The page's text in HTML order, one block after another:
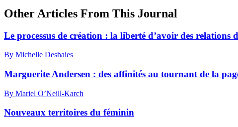
Other Articles From This Journal
Le processus de création : la liberté d’avoir des relations
By Michelle Deshaies
Marguerite Andersen : des affinités au tournant de la
By Mariel O’Neill-Karch
Nouveaux territoires du féminin